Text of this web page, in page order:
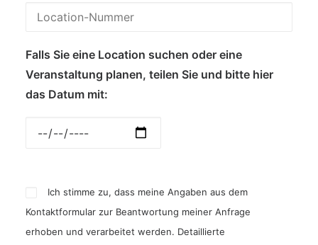
Falls Sie eine Location suchen oder eine
Veranstaltung planen, teilen Sie und bitte hier
das Datum mit:
Ich stimme zu, dass meine Angaben aus dem
Kontaktformular zur Beantwortung meiner Anfrage
erhoben und verarbeitet werden. Detaillierte